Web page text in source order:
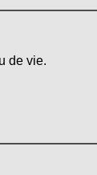
de vie.